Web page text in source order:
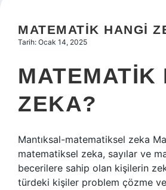
Hakkımızda
MATEMATIK HANGI
Tarih: Ocak 14, 2025
MATEMATIK
ZEKA?
Mantıksal-matematiksel zeka
matematiksel zeka, sayılar ve
becerilere sahip olan kişilerin
türdeki kişiler problem çözme